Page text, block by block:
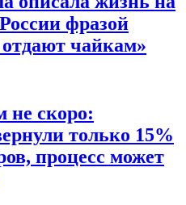
фразой
чайкам»
не скоро:
только 15%
процесс может